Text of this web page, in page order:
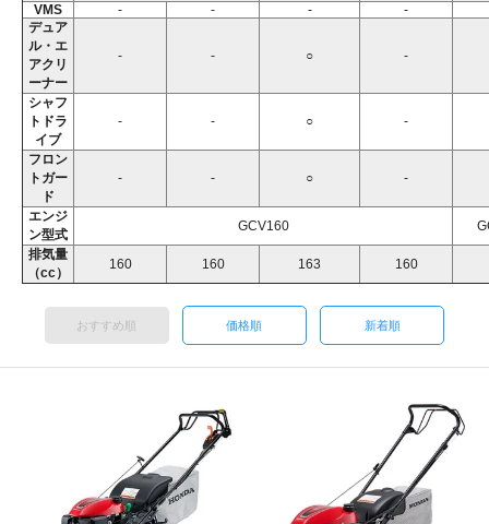
VMS - - -
-
デュア
ル・エ
アクリ
ーナー
- - ○ -
シャフ
トドラ
イブ
- - ○ -
フロン
トガー
ド
- - ○ -
エンジ
ン型式
GCV160
排気量
（cc）
160 160 163 160
おすすめ順 価格順 新着順